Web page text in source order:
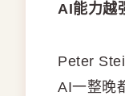
AI能力越
Peter
AI一整晚